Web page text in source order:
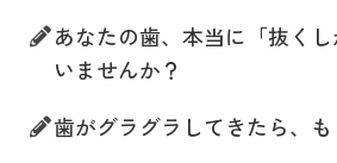
あなたの歯、本当に「抜く
いませんか？
歯がグラグラしてきたら、